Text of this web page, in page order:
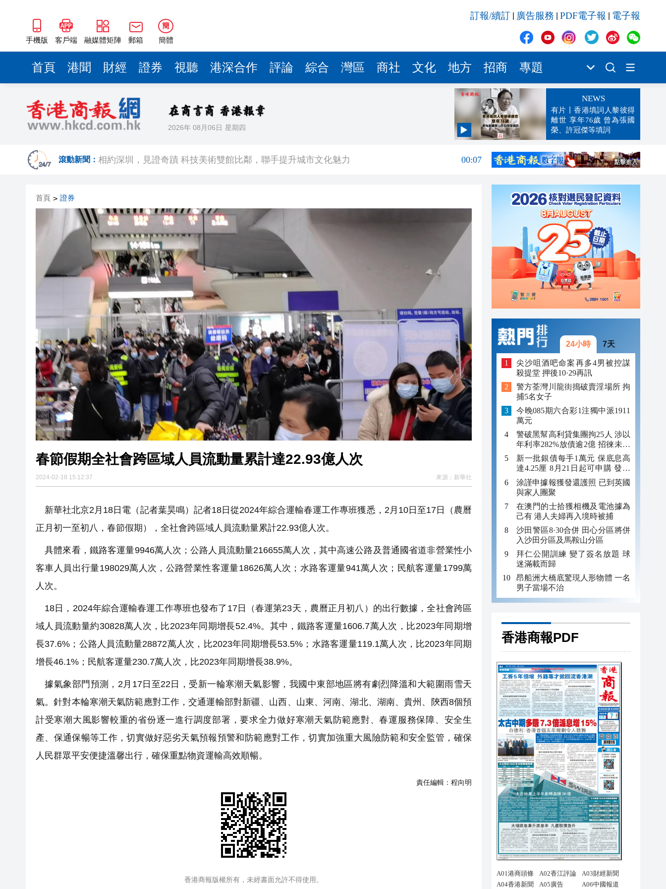
手機版 客戶端 融媒體矩陣 郵箱
簡
簡體
訂報/續訂 廣告服務 PDF電子報 電子報
首頁 港聞 財經 證券 視聽 港深合作 評論 綜合 灣區 商社 文化 地方 招商 專題
2026年 08月06日 星期四
NEWS
有片丨香港填詞人黎彼得
離世 享年76歲 曾為張國
榮、許冠傑等填詞
滾動新聞：
相約深圳，見證奇蹟 科技美術雙館比鄰，聯手提升城市文化魅力
00:07
美股觀望非農數據 道指跌逾百點
23:17
有片丨孕婦羊水破裂即將臨盆 正遇晚高峰 情況危急 鐵騎交警一路開道護送
東涌巴士撞電單車 巴士司機涉危駕被捕
有片丨清淡不等於吃素！ 清淡飲食正在毀掉很多老人的晚年健康
首頁 > 證券
春節假期全社會跨區域人員流動量累計達22.93億人次
2024-02-18 15:12:37 來源： 新華社
新華社北京2月18日電（記者葉昊鳴）記者18日從2024年綜合運輸春運工作專班獲悉，2月10日至17日（農曆
正月初一至初八，春節假期），全社會跨區域人員流動量累計22.93億人次。
具體來看，鐵路客運量9946萬人次；公路人員流動量216655萬人次，其中高速公路及普通國省道非營業性小
客車人員出行量198029萬人次，公路營業性客運量18626萬人次；水路客運量941萬人次；民航客運量1799萬
人次。
18日，2024年綜合運輸春運工作專班也發布了17日（春運第23天，農曆正月初八）的出行數據，全社會跨區
域人員流動量約30828萬人次，比2023年同期增長52.4%。其中，鐵路客運量1606.7萬人次，比2023年同期增
長37.6%；公路人員流動量28872萬人次，比2023年同期增長53.5%；水路客運量119.1萬人次，比2023年同期
增長46.1%；民航客運量230.7萬人次，比2023年同期增長38.9%。
據氣象部門預測，2月17日至22日，受新一輪寒潮天氣影響，我國中東部地區將有劇烈降溫和大範圍雨雪天
氣。針對本輪寒潮天氣防範應對工作，交通運輸部對新疆、山西、山東、河南、湖北、湖南、貴州、陝西8個預
計受寒潮大風影響較重的省份逐一進行調度部署，要求全力做好寒潮天氣防範應對、春運服務保障、安全生
產、保通保暢等工作，切實做好惡劣天氣預報預警和防範應對工作，切實加強重大風險防範和安全監管，確保
人民群眾平安便捷溫馨出行，確保重點物資運輸高效順暢。
責任編輯： 程向明
香港商報版權所有，未經書面允許不得使用。
24小時 7天
尖沙咀酒吧命案再多4男被控謀
殺提堂 押後10·29再訊
警方荃灣川龍街搗破賣淫場所 拘
捕5名女子
今晚085期六合彩1注獨中派1911
萬元
警破黑幫高利貸集團拘25人 涉以
年利率282%放債逾2億 招徠未成
年追數
新一批銀債每手1萬元 保底息高
達4.25厘 8月21日起可申購 發行
金額最多550億
涂謹申據報獲發還護照 已到英國
與家人團聚
在澳門的士拾獲相機及電池據為
己有 港人夫婦再入境時被捕
沙田警區8·30合併 田心分區將併
入沙田分區及馬鞍山分區
拜仁公開訓練 變了簽名放題 球
迷滿載而歸
昂船洲大橋底驚現人形物體 一名
男子當場不治
香港商報PDF